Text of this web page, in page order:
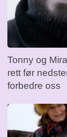
Tonny og
rett før
forbedre oss